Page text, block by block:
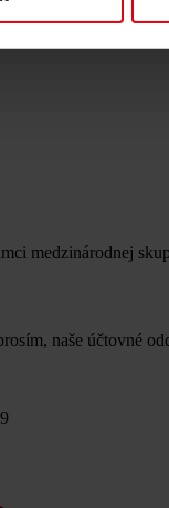
medzinárodnej
naše účtovné